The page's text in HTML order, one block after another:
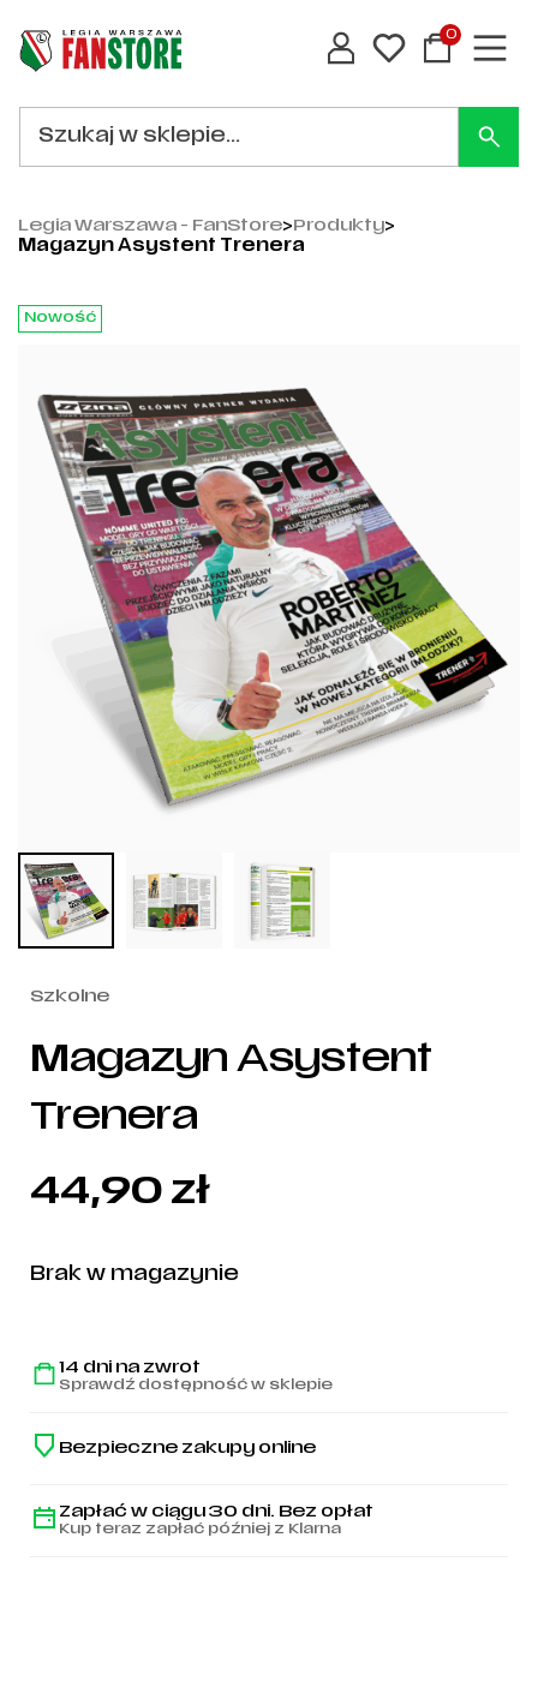
0
Legia Warszawa - FanStore>Produkty>
Magazyn Asystent Trenera
Nowość
Szkolne
Magazyn Asystent
Trenera
44,90 zł
Brak w magazynie
14 dni na zwrot
Sprawdź dostępność w sklepie
Bezpieczne zakupy online
Zapłać w ciągu 30 dni. Bez opłat
Kup teraz zapłać później z Klarna